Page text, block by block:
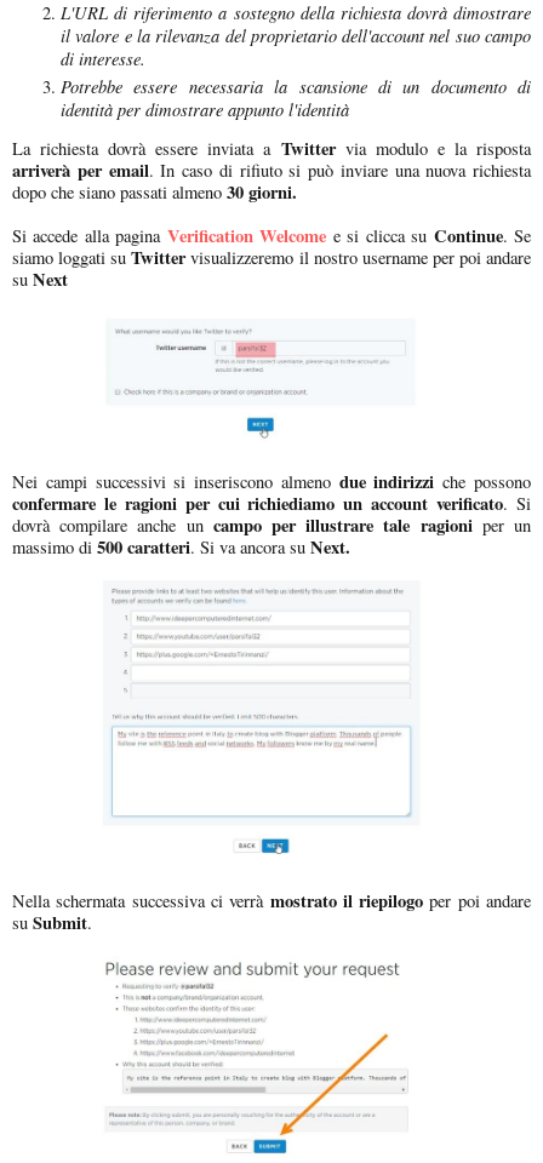
L'URL di riferimento a sostegno della richiesta dovrà dimostrare
il valore e la rilevanza del proprietario dell'account nel suo campo
di interesse.
Potrebbe essere necessaria la scansione di un documento di
identità per dimostrare appunto l'identità
La richiesta dovrà essere inviata a Twittervia modulo e la risposta
arriverà per email. In caso di rifiuto si può inviare una nuova richiesta
dopo che siano passati almeno 30 giorni.
Si accede alla pagina Verification Welcome e si clicca su Continue. Se
siamo loggati suTwittervisualizzeremo il nostro username per poi andare
su Next
Nei campi successivi si inseriscono almeno due indirizzi che possono
confermare le ragioni per cui richiediamo un account verificato. Si
dovrà compilare anche uncampo per illustrare tale ragioniper un
massimo di 500 caratteri. Si va ancora su Next.
Nella schermata successiva ci verràmostrato il riepilogo per poi andare
su Submit.